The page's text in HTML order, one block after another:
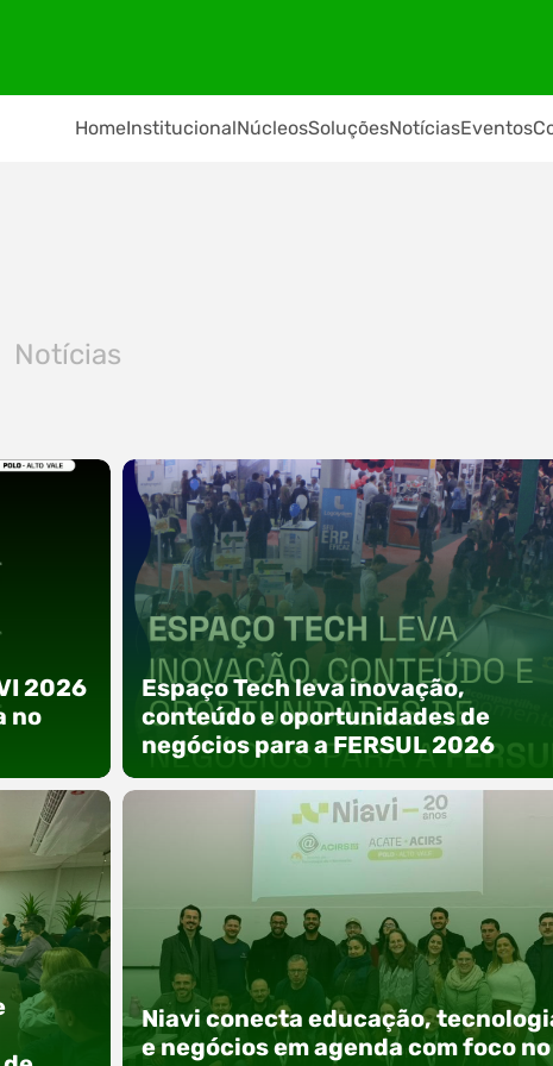
HomeInstitucionalNúcleosSoluçõesNotíciasEventos
Notícias
2026
no
do
Espaço Tech leva inovação,
conteúdo e oportunidades de
negócios para a FERSUL 2026
A 15ª FERSUL – Feira Multissetorial do Alto
do Itajaí acontece nos dias 12, 13 e 14 de
de 2026, no Centro de Eventos Hermann
Purnhagen, e contará com uma programação
Niavi conecta educação,
e negócios em agenda com foco no